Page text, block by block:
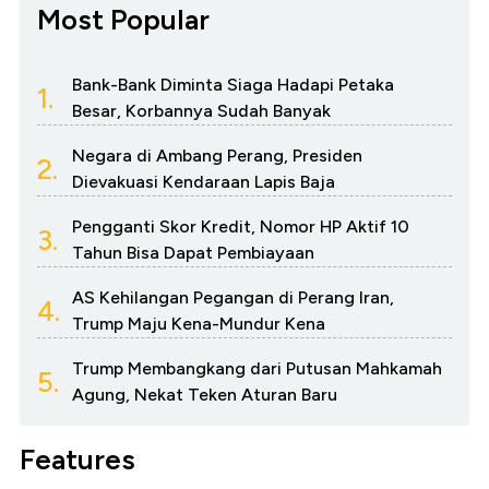
Most Popular
1.
Bank-Bank Diminta Siaga Hadapi Petaka
Besar, Korbannya Sudah Banyak
2.
Negara di Ambang Perang, Presiden
Dievakuasi Kendaraan Lapis Baja
3.
Pengganti Skor Kredit, Nomor HP Aktif 10
Tahun Bisa Dapat Pembiayaan
4.
AS Kehilangan Pegangan di Perang Iran,
Trump Maju Kena-Mundur Kena
5.
Trump Membangkang dari Putusan Mahkamah
Agung, Nekat Teken Aturan Baru
Features